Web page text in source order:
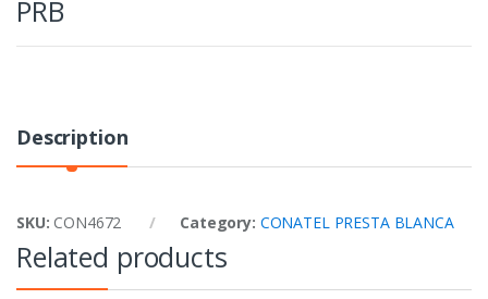
PRB
Description
SKU: CON4672 Category: CONATEL PRESTA BLANCA
Related products